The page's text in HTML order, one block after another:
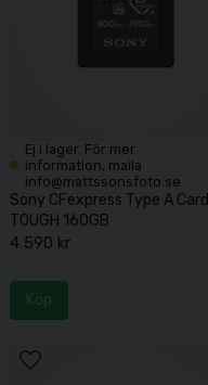
Ej i lager. För mer
information, maila
info@mattssonsfoto.se
Sony CFexpress Type A Card
TOUGH 160GB
4 590 kr
Köp